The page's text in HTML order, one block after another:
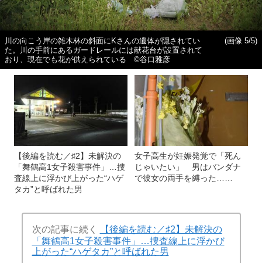
川の向こう岸の雑木林の斜面にKさんの遺体が隠されてい
た。川の手前にあるガードレールには献花台が設置されて
おり、現在でも花が供えられている ©谷口雅彦
(画像 5/5)
【後編を読む／♯2】未解決の
「舞鶴高1女子殺害事件」…捜
査線上に浮かび上がった“ハゲ
タカ”と呼ばれた男
女子高生が妊娠発覚で「死ん
じゃいたい」 男はバンダナ
で彼女の両手を縛った……
次の記事に続く
【後編を読む／♯2】未解決の
「舞鶴高1女子殺害事件」…捜査線上に浮かび
上がった“ハゲタカ”と呼ばれた男